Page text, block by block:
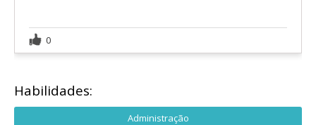
0
Habilidades:
Administração